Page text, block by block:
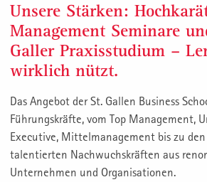
Unsere Stärken:
Management Seminare
Galler Praxisstudium –
wirklich nützt.
Das Angebot der St. Gallen Business
Führungskräfte, vom Top Management,
Executive, Mittelmanagement bis zu den
talentierten Nachwuchskräften aus
Unternehmen und Organisationen.